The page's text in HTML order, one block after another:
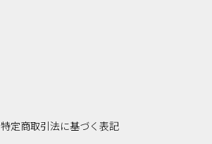
特定商取引法に基づく表記